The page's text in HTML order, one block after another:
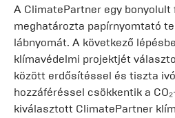
A ClimatePartner egy bonyolult
meghatározta papírnyomtató
lábnyomát. A következő
klímavédelmi projektjét
között erdősítéssel és tiszta
hozzáféréssel csökkentik a
kiválasztott ClimatePartner